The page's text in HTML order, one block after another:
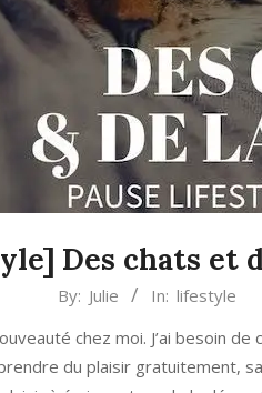
Des chats et
By: Julie In: lifestyle
chez moi. J’ai besoin de
du plaisir gratuitement,